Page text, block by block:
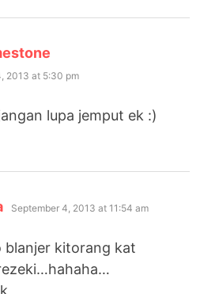
2013 at 5:30 pm
lupa jemput ek :)
says:
September 4, 2013 at 11:54 am
blanjer kitorang kat